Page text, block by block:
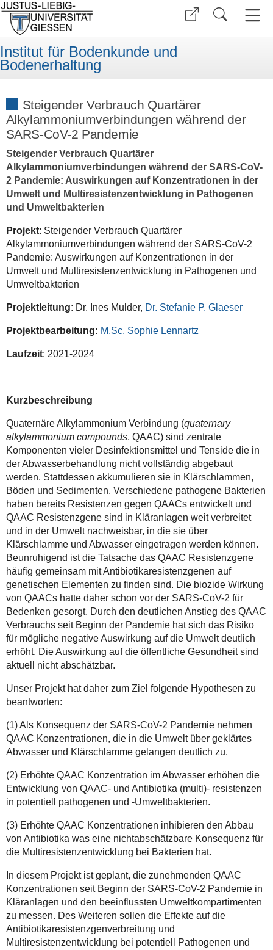
Institut für Bodenkunde und
Bodenerhaltung
Steigender Verbrauch Quartärer
Alkylammoniumverbindungen während der
SARS-CoV-2 Pandemie
Steigender Verbrauch Quartärer
Alkylammoniumverbindungen während der SARS-CoV-
2 Pandemie: Auswirkungen auf Konzentrationen in der
Umwelt und Multiresistenzentwicklung in Pathogenen
und Umweltbakterien
Projekt: Steigender Verbrauch Quartärer
Alkylammoniumverbindungen während der SARS-CoV-2
Pandemie: Auswirkungen auf Konzentrationen in der
Umwelt und Multiresistenzentwicklung in Pathogenen und
Umweltbakterien
Projektleitung: Dr. Ines Mulder, Dr. Stefanie P. Glaeser
Projektbearbeitung: M.Sc. Sophie Lennartz
Laufzeit: 2021-2024
Kurzbeschreibung
Quaternäre Alkylammonium Verbindung (quaternary
alkylammonium compounds, QAAC) sind zentrale
Komponenten vieler Desinfektionsmittel und Tenside die in
der Abwasserbehandlung nicht vollständig abgebaut
werden. Stattdessen akkumulieren sie in Klärschlammen,
Böden und Sedimenten. Verschiedene pathogene Bakterien
haben bereits Resistenzen gegen QAACs entwickelt und
QAAC Resistenzgene sind in Kläranlagen weit verbreitet
und in der Umwelt nachweisbar, in die sie über
Klärschlamme und Abwasser eingetragen werden können.
Beunruhigend ist die Tatsache das QAAC Resistenzgene
häufig gemeinsam mit Antibiotikaresistenzgenen auf
genetischen Elementen zu finden sind. Die biozide Wirkung
von QAACs hatte daher schon vor der SARS-CoV-2 für
Bedenken gesorgt. Durch den deutlichen Anstieg des QAAC
Verbrauchs seit Beginn der Pandemie hat sich das Risiko
für mögliche negative Auswirkung auf die Umwelt deutlich
erhöht. Die Auswirkung auf die öffentliche Gesundheit sind
aktuell nicht abschätzbar.
Unser Projekt hat daher zum Ziel folgende Hypothesen zu
beantworten:
(1) Als Konsequenz der SARS-CoV-2 Pandemie nehmen
QAAC Konzentrationen, die in die Umwelt über geklärtes
Abwasser und Klärschlamme gelangen deutlich zu.
(2) Erhöhte QAAC Konzentration im Abwasser erhöhen die
Entwicklung von QAAC- und Antibiotika (multi)- resistenzen
in potentiell pathogenen und -Umweltbakterien.
(3) Erhöhte QAAC Konzentrationen inhibieren den Abbau
von Antibiotika was eine nichtabschätzbare Konsequenz für
die Multiresistenzentwicklung bei Bakterien hat.
In diesem Projekt ist geplant, die zunehmenden QAAC
Konzentrationen seit Beginn der SARS-CoV-2 Pandemie in
Kläranlagen und den beeinflussten Umweltkompartimenten
zu messen. Des Weiteren sollen die Effekte auf die
Antibiotikaresistenzgenverbreitung und
Multiresistenzentwicklung bei potentiell Pathogenen und